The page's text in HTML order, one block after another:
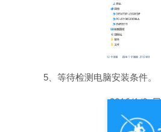
5、等待检测电脑安装条件。